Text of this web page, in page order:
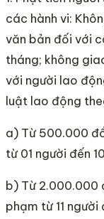
các hành vi:
văn bản đối với
tháng; không
với người lao
luật lao động
a) Từ 500.000
từ 01 người đến
b) Từ 2.000.000
phạm từ 11